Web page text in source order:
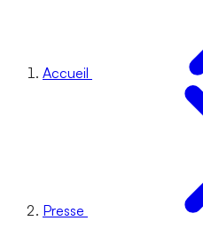
Accueil
Presse